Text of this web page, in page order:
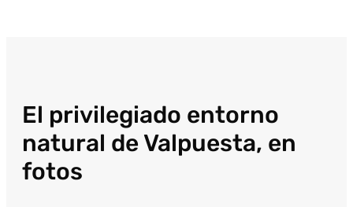
El privilegiado entorno
natural de Valpuesta, en
fotos